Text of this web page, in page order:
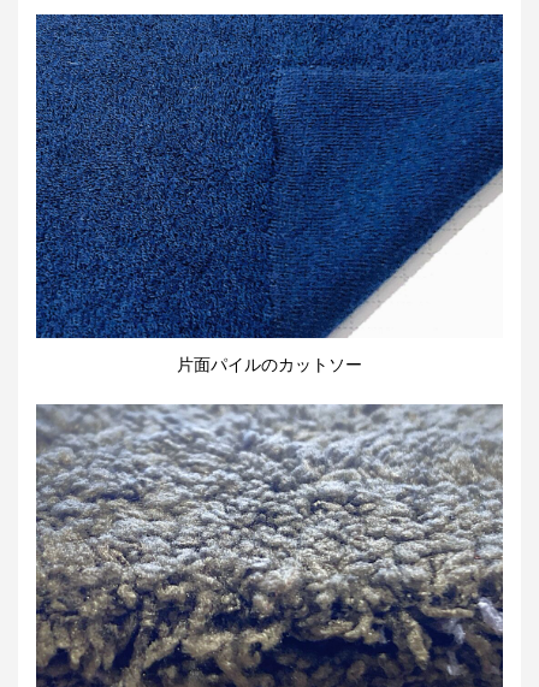
片面パイルのカットソー